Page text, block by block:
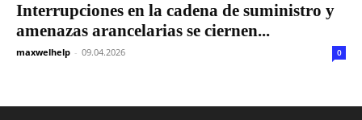
Interrupciones en la cadena de suministro y
amenazas arancelarias se ciernen...
maxwelhelp - 09.04.2026 0